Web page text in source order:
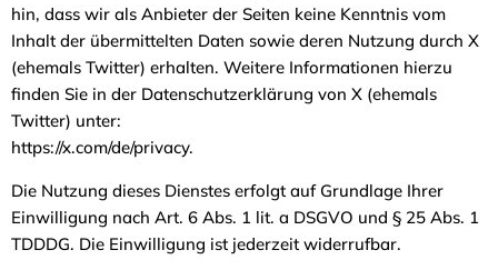
hin, dass wir als Anbieter der Seiten keine Kenntnis vom
Inhalt der übermittelten Daten sowie deren Nutzung durch X
(ehemals Twitter) erhalten. Weitere Informationen hierzu
finden Sie in der Datenschutzerklärung von X (ehemals
Twitter) unter:
https://x.com/de/privacy.
Die Nutzung dieses Dienstes erfolgt auf Grundlage Ihrer
Einwilligung nach Art. 6 Abs. 1 lit. a DSGVO und § 25 Abs. 1
TDDDG. Die Einwilligung ist jederzeit widerrufbar.